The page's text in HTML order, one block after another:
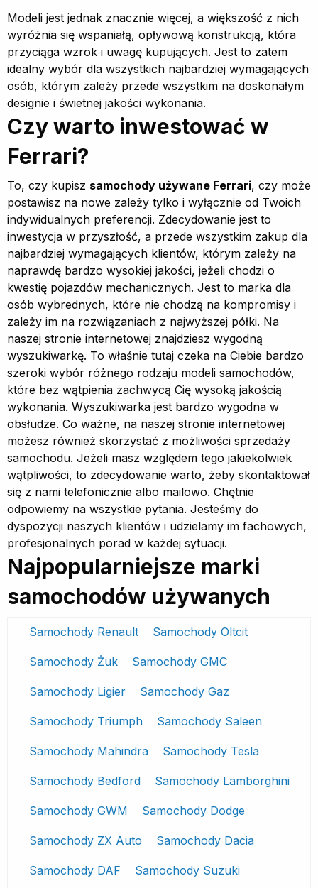
Modeli jest jednak znacznie więcej, a większość z nich
wyróżnia się wspaniałą, opływową konstrukcją, która
przyciąga wzrok i uwagę kupujących. Jest to zatem
idealny wybór dla wszystkich najbardziej wymagających
osób, którym zależy przede wszystkim na doskonałym
designie i świetnej jakości wykonania.
Czy warto inwestować w
Ferrari?
To, czy kupisz samochody używane Ferrari, czy może
postawisz na nowe zależy tylko i wyłącznie od Twoich
indywidualnych preferencji. Zdecydowanie jest to
inwestycja w przyszłość, a przede wszystkim zakup dla
najbardziej wymagających klientów, którym zależy na
naprawdę bardzo wysokiej jakości, jeżeli chodzi o
kwestię pojazdów mechanicznych. Jest to marka dla
osób wybrednych, które nie chodzą na kompromisy i
zależy im na rozwiązaniach z najwyższej półki. Na
naszej stronie internetowej znajdziesz wygodną
wyszukiwarkę. To właśnie tutaj czeka na Ciebie bardzo
szeroki wybór różnego rodzaju modeli samochodów,
które bez wątpienia zachwycą Cię wysoką jakością
wykonania. Wyszukiwarka jest bardzo wygodna w
obsłudze. Co ważne, na naszej stronie internetowej
możesz również skorzystać z możliwości sprzedaży
samochodu. Jeżeli masz względem tego jakiekolwiek
wątpliwości, to zdecydowanie warto, żeby skontaktował
się z nami telefonicznie albo mailowo. Chętnie
odpowiemy na wszystkie pytania. Jesteśmy do
dyspozycji naszych klientów i udzielamy im fachowych,
profesjonalnych porad w każdej sytuacji.
Najpopularniejsze marki
samochodów używanych
Samochody Renault Samochody Oltcit
Samochody Żuk Samochody GMC
Samochody Ligier Samochody Gaz
Samochody Triumph Samochody Saleen
Samochody Mahindra Samochody Tesla
Samochody Bedford Samochody Lamborghini
Samochody GWM Samochody Dodge
Samochody ZX Auto Samochody Dacia
Samochody DAF Samochody Suzuki